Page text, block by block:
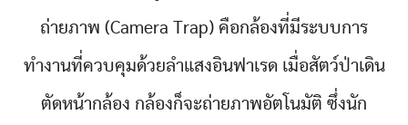
ถ่ายภาพ (Camera Trap) คือกล้องที่มีระบบการ
ทำงานที่ควบคุมด้วยลำแสงอินฟาเรด เมื่อสัตว์ป่าเดิน
ตัดหน้ากล้อง กล้องก็จะถ่ายภาพอัตโนมัติ ซึ่งนัก